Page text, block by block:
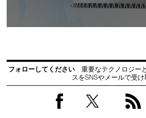
フォローしてください
重要なテクノロジー
スをSNSやメールで受け